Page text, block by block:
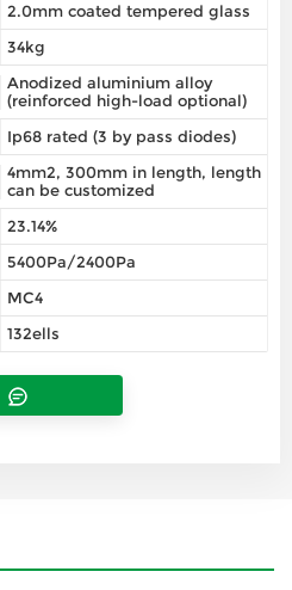
2.0mm coated tempered glass
34kg
Anodized aluminium alloy
(reinforced high-load optional)
Ip68 rated (3 by pass diodes)
4mm2, 300mm in length, length
can be customized
23.14%
5400Pa/2400Pa
MC4
132ells